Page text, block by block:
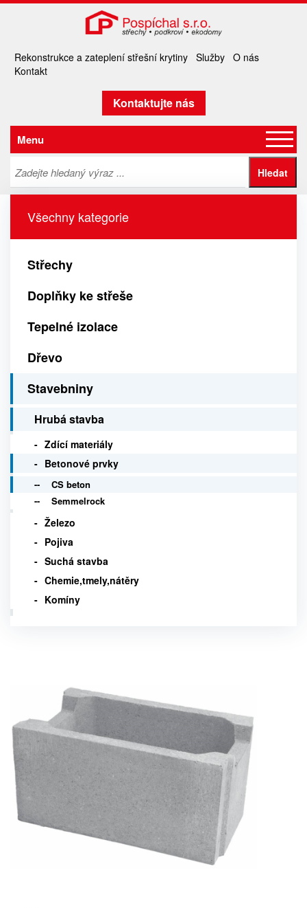
Rekonstrukce a zateplení střešní krytiny Služby O nás
Kontakt
Kontaktujte nás
Menu
Všechny kategorie
Střechy
Doplňky ke střeše
Tepelné izolace
Dřevo
Stavebniny
Hrubá stavba
Zdící materiály
Betonové prvky
CS beton
Semmelrock
Železo
Pojiva
Suchá stavba
Chemie,tmely,nátěry
Komíny